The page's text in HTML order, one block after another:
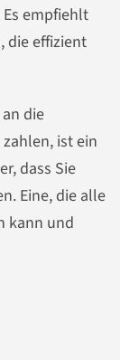
empfiehlt
die effizient
die
ist ein
dass Sie
Eine, die alle
kann und